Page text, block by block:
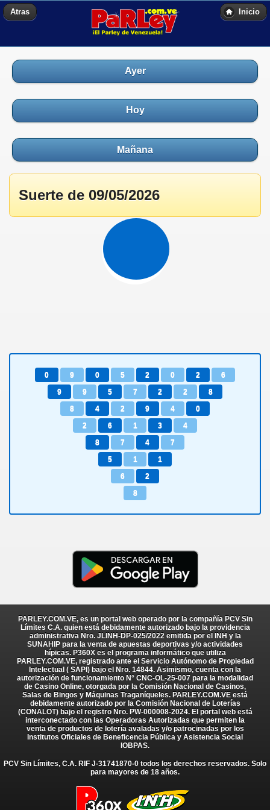
Atras Inicio
Ayer
Hoy
Mañana
Suerte de 09/05/2026
0 9 0 5 2 0 2
6
9
9 5 7 2 2
8
8
4 2 9 4
0
2
6 1 3
4
8
7 4
7
5
1
1
6
2
8
PARLEY.COM.VE, es un portal web operado por la compañía PCV Sin
Límites C.A. quien está debidamente autorizado bajo la providencia
administrativa Nro. JLINH-DP-025/2022 emitida por el INH y la
SUNAHIP para la venta de apuestas deportivas y/o actividades
hípicas. P360X es el programa informático que utiliza
PARLEY.COM.VE, registrado ante el Servicio Autónomo de Propiedad
Intelectual ( SAPI) bajo el Nro. 14844. Asimismo, cuenta con la
autorización de funcionamiento N° CNC-OL-25-007 para la modalidad
de Casino Online, otorgada por la Comisión Nacional de Casinos,
Salas de Bingos y Máquinas Traganíqueles. PARLEY.COM.VE está
debidamente autorizado por la Comisión Nacional de Loterías
(CONALOT) bajo el registro Nro. PW-000008-2024. El portal web está
interconectado con las Operadoras Autorizadas que permiten la
venta de productos de lotería avaladas y/o patrocinadas por los
Institutos Oficiales de Beneficencia Pública y Asistencia Social
IOBPAS.
PCV Sin Límites, C.A. RIF J-31741870-0 todos los derechos reservados. Solo
para mayores de 18 años.